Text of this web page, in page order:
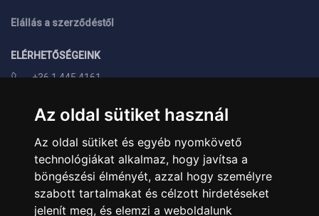
Az oldal sütiket használ
Az oldal sütiket és egyéb nyomkövető
technológiákat alkalmaz, hogy javítsa a
böngészési élményét, azzal hogy személyre
szabott tartalmakat és célzott hirdetéseket
jelenít meg, és elemzi a weboldalunk
Elállás a szerződéstől
ELÉRHETŐSÉGEINK
+36 1 445 4161
info@landcomputer.hu
1148 Budapest, Nagy Lajos király útja 24.
Nyitvatartás és kapcsolat
PARTNEREINK